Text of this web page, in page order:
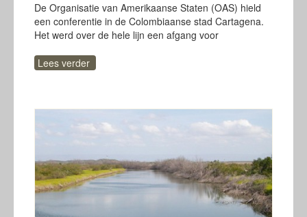
De Organisatie van Amerikaanse Staten (OAS) hield
een conferentie in de Colombiaanse stad Cartagena.
Het werd over de hele lijn een afgang voor
Lees verder